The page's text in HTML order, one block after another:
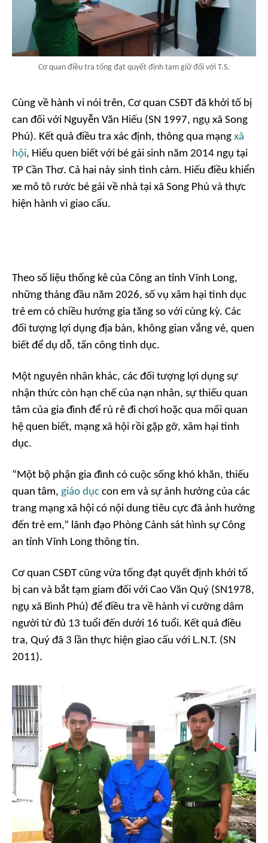
Cơ quan điều tra tống đạt quyết định tạm giữ đối với T.S.
Cùng về hành vi nói trên, Cơ quan CSĐT đã khởi tố bị
can đối với Nguyễn Văn Hiếu (SN 1997, ngụ xã Song
Phú). Kết quả điều tra xác định, thông qua mạng xã
hội, Hiếu quen biết với bé gái sinh năm 2014 ngụ tại
TP Cần Thơ. Cả hai nảy sinh tình cảm. Hiếu điều khiển
xe mô tô rước bé gái về nhà tại xã Song Phú và thực
hiện hành vi giao cấu.
Theo số liệu thống kê của Công an tỉnh Vĩnh Long,
những tháng đầu năm 2026, số vụ xâm hại tình dục
trẻ em có chiều hướng gia tăng so với cùng kỳ. Các
đối tượng lợi dụng địa bàn, không gian vắng vẻ, quen
biết để dụ dỗ, tấn công tình dục.
Một nguyên nhân khác, các đối tượng lợi dụng sự
nhận thức còn hạn chế của nạn nhân, sự thiếu quan
tâm của gia đình để rủ rê đi chơi hoặc qua mối quan
hệ quen biết, mạng xã hội rồi gặp gỡ, xâm hại tình
dục.
“Một bộ phận gia đình có cuộc sống khó khăn, thiếu
quan tâm, giáo dục con em và sự ảnh hưởng của các
trang mạng xã hội có nội dung tiêu cực đã ảnh hưởng
đến trẻ em,” lãnh đạo Phòng Cảnh sát hình sự Công
an tỉnh Vĩnh Long thông tin.
Cơ quan CSĐT cũng vừa tống đạt quyết định khởi tố
bị can và bắt tạm giam đối với Cao Văn Quý (SN1978,
ngụ xã Bình Phú) để điều tra về hành vi cưỡng dâm
người từ đủ 13 tuổi đến dưới 16 tuổi. Kết quả điều
tra, Quý đã 3 lần thực hiện giao cấu với L.N.T. (SN
2011).